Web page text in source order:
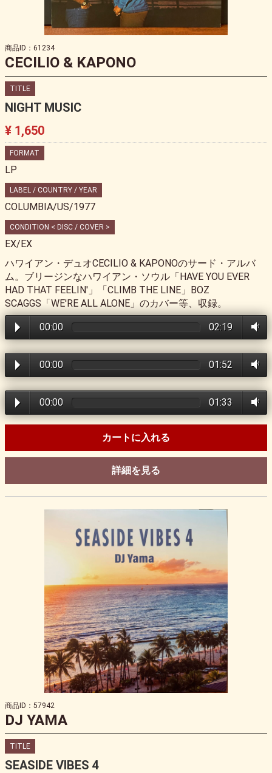
商品ID：61234
CECILIO & KAPONO
TITLE
NIGHT MUSIC
¥ 1,650
FORMAT
LP
LABEL / COUNTRY / YEAR
COLUMBIA/US/1977
CONDITION < DISC / COVER >
EX/EX
ハワイアン・デュオCECILIO & KAPONOのサード・アルバ
ム。ブリージンなハワイアン・ソウル「HAVE YOU EVER
HAD THAT FEELIN'」「CLIMB THE LINE」BOZ
SCAGGS「WE'RE ALL ALONE」のカバー等、収録。
00:00 02:19
00:00 01:52
00:00 01:33
カートに入れる
詳細を見る
商品ID：57942
DJ YAMA
TITLE
SEASIDE VIBES 4